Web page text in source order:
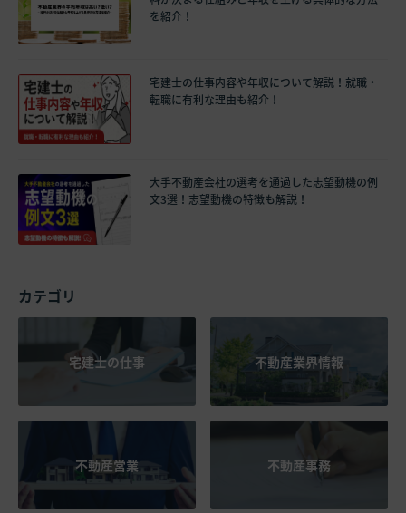
を紹介！
宅建士の仕事内容や年収について解説！就職・
転職に有利な理由も紹介！
大手不動産会社の選考を通過した志望動機の例
文3選！志望動機の特徴も解説！
カテゴリ
宅建士の仕事 不動産業界情報
不動産営業 不動産事務